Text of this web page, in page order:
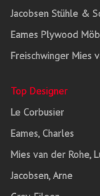
Jacobsen Stühle &
Eames Plywood
Freischwinger Mies
Top Designer
Le Corbusier
Eames, Charles
Mies van der Rohe,
Jacobsen, Arne